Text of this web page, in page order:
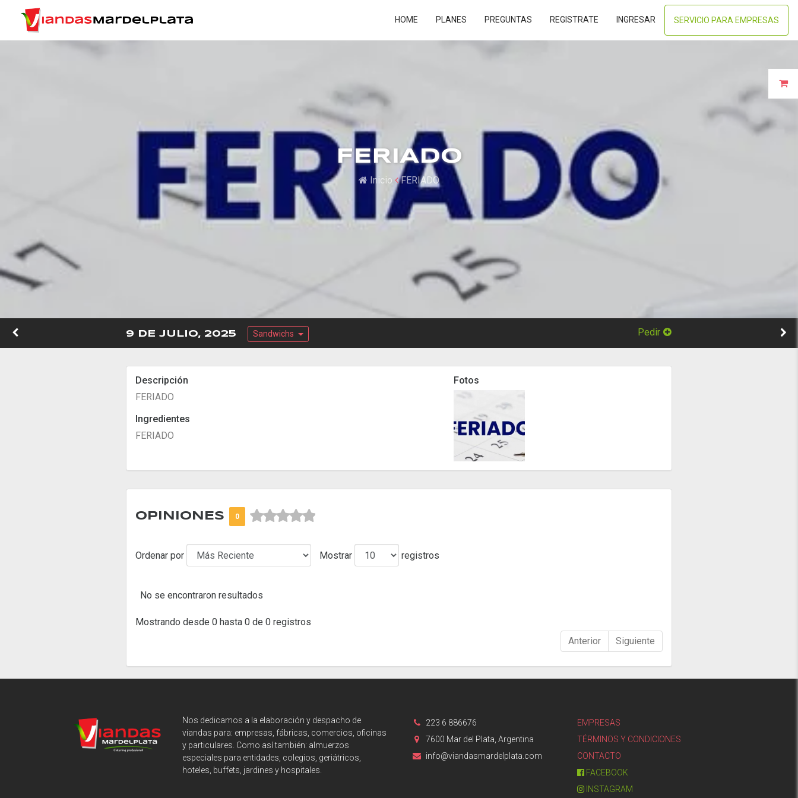
HOME PLANES PREGUNTAS REGISTRATE INGRESAR SERVICIO PARA EMPRESAS
FERIADO
Inicio FERIADO
9 DE JULIO, 2025 Sandwichs Pedir
Descripción
FERIADO
Ingredientes
FERIADO
Fotos
OPINIONES 0 


Ordenar por Mostrar registros
No se encontraron resultados
Mostrando desde 0 hasta 0 de 0 registros
Anterior
Siguiente
Nos dedicamos a la elaboración y despacho de
viandas para: empresas, fábricas, comercios, oficinas
y particulares. Como así también: almuerzos
especiales para entidades, colegios, geriátricos,
hoteles, buffets, jardines y hospitales.
223 6 886676
7600 Mar del Plata, Argentina
info@viandasmardelplata.com
EMPRESAS
TÉRMINOS Y CONDICIONES
CONTACTO
FACEBOOK
INSTAGRAM